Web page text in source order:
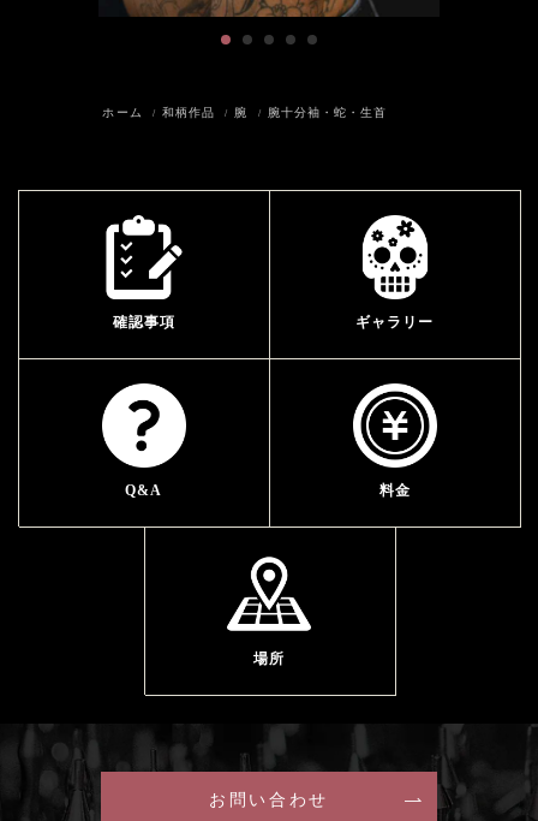
ホーム 和柄作品 腕 腕十分袖・蛇・生首
確認事項 ギャラリー
Q&A 料金
場所
お問い合わせ